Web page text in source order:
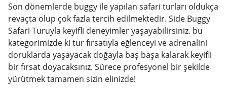
Son dönemlerde buggy ile yapılan safari turları oldukça
revaçta olup çok fazla tercih edilmektedir. Side Buggy
Safari Turuyla keyifli deneyimler yaşayabilirsiniz. bu
kategorimizde ki tur fırsatıyla eğlenceyi ve adrenalini
doruklarda yaşayacak doğayla baş başa kalarak keyifli
bir fırsat doyacaksınız. Sürece profesyonel bir şekilde
yürütmek tamamen sizin elinizde!